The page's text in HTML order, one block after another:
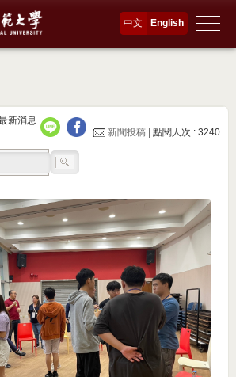
English
中文
新消息
新聞投稿 |點閱人次 : 3240